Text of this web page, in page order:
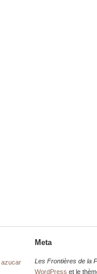
azucar
Meta
Les Frontières de la
WordPress et le